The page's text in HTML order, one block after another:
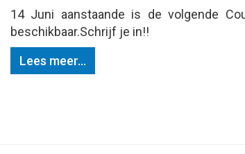
14 Juni aanstaande is de volgende
beschikbaar.Schrijf je in!!
Lees meer...